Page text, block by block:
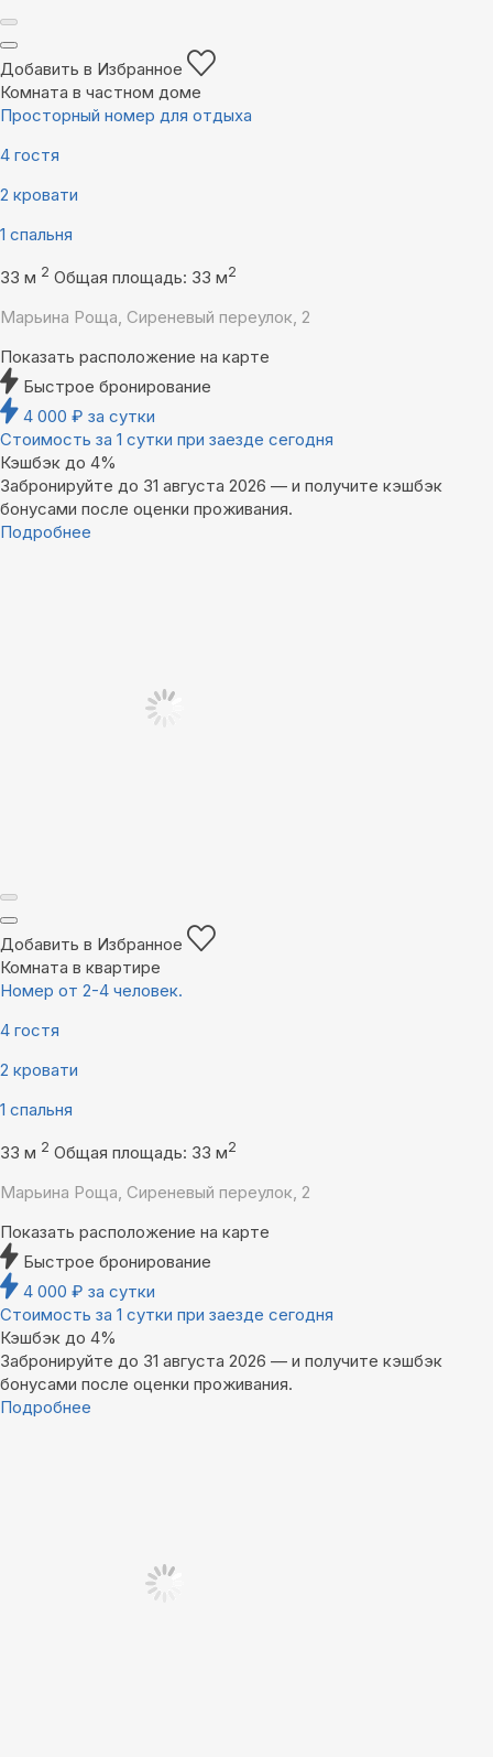
Добавить в Избранное
Комната в частном доме
Просторный номер для отдыха
4 гостя
2 кровати
1 спальня
33 м 2 Общая площадь: 33 м2
Марьина Роща, Сиреневый переулок, 2
Показать расположение на карте
Быстрое бронирование
4 000 ₽ за сутки
Стоимость за 1 сутки при заезде сегодня
Кэшбэк до 4%
Забронируйте до 31 августа 2026 — и получите кэшбэк
бонусами после оценки проживания.
Подробнее
Добавить в Избранное
Комната в квартире
Номер от 2-4 человек.
4 гостя
2 кровати
1 спальня
33 м 2 Общая площадь: 33 м2
Марьина Роща, Сиреневый переулок, 2
Показать расположение на карте
Быстрое бронирование
4 000 ₽ за сутки
Стоимость за 1 сутки при заезде сегодня
Кэшбэк до 4%
Забронируйте до 31 августа 2026 — и получите кэшбэк
бонусами после оценки проживания.
Подробнее